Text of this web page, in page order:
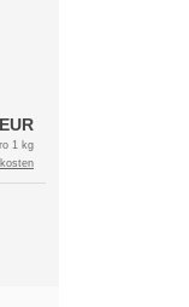
1 kg